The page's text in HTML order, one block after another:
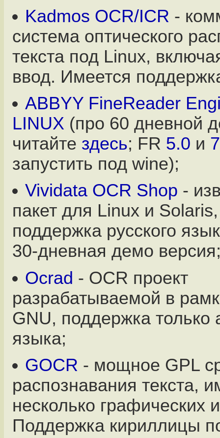
Kadmos OCR/ICR -
система оптического
текста под Linux,
ввод. Имеется
ABBYY FineReader
LINUX (про 60 дневной
читайте здесь; FR 5.0 и
запустить под wine);
Vividata OCR Shop -
пакет для Linux и
поддержка русского
30-дневная демо
Ocrad - OCR проект
разрабатываемой в
GNU, поддержка только
языка;
GOCR - мощное GPL
распознавания текста,
несколько графических
Поддержка кириллицы